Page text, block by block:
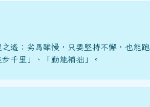
遙；劣馬雖慢，只要堅持不懈，也能跑
千里」、「勤能補拙」。